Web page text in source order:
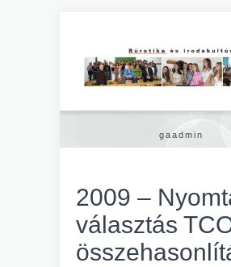
gaadmin
2009 –
választás